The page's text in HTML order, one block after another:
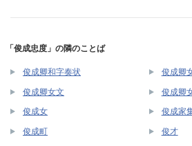
「俊成忠度」の隣のことば
俊成卿和字奏状 俊成卿
俊成卿女文 俊成卿
俊成女 俊成家
俊成町 俊才